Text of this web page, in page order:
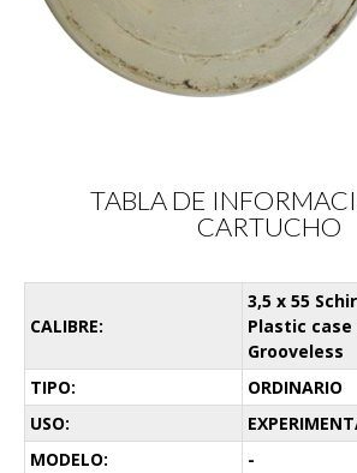
TABLA DE
CARTUCHO
CALIBRE:
3,5 x 55
Plastic case
Grooveless
TIPO:
ORDINARIO
USO:
MODELO:
-